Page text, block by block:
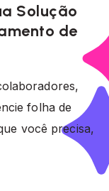
Solução
de
folha de
você precisa,